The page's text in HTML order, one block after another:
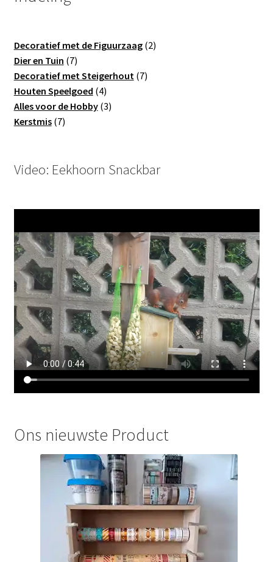
Decoratief met de Figuurzaag 22
Dier en Tuin 77
producten
Decoratief met Steigerhout 77
Houten Speelgoed 44
producten
Alles voor de Hobby 33
Kerstmis 77
Video: Eekhoorn Snackbar
Ons nieuwste Product